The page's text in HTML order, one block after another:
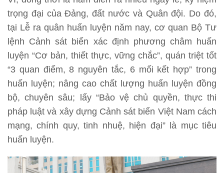
trọng đại của Đảng, đất nước và Quân đội. Do đó,
tại Lễ ra quân huấn luyện năm nay, cơ quan Bộ Tư
lệnh Cảnh sát biển xác định phương châm huấn
luyện “Cơ bản, thiết thực, vững chắc”, quán triệt tốt
“3 quan điểm, 8 nguyên tắc, 6 mối kết hợp” trong
huấn luyện; nâng cao chất lượng huấn luyện đồng
bộ, chuyên sâu; lấy “Bảo vệ chủ quyền, thực thi
pháp luật và xây dựng Cảnh sát biển Việt Nam cách
mạng, chính quy, tinh nhuệ, hiện đại” là mục tiêu
huấn luyện.